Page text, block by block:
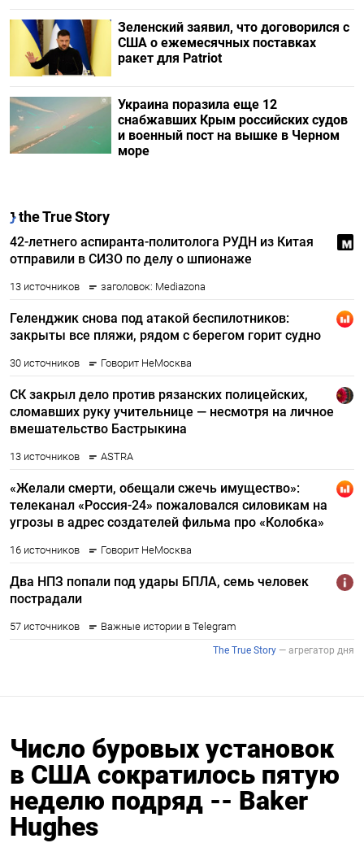
Зеленский заявил, что договорился с
США о ежемесячных поставках
ракет для Patriot
Украина поразила еще 12
снабжавших Крым российских судов
и военный пост на вышке в Черном
море
Число буровых установок
в США сократилось пятую
неделю подряд -- Baker
Hughes